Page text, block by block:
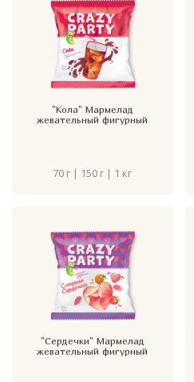
"Кола" Мармелад
жевательный фигурный
70 г | 150 г | 1 кг
"Сердечки" Мармелад
жевательный фигурный